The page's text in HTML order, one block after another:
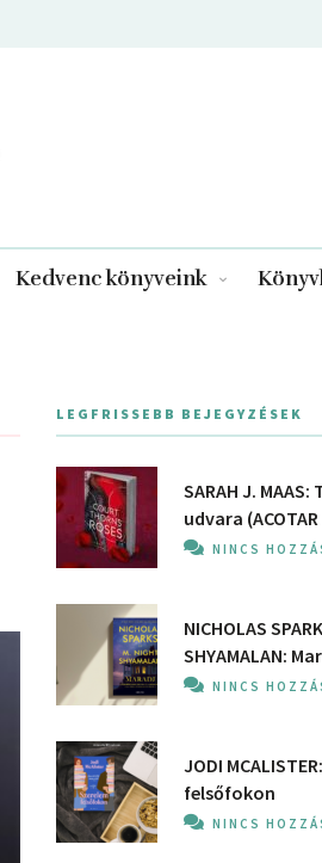
Kedvenc könyveink
LEGFRISSEBB BEJEGYZÉSEK
SARAH J.
udvara (ACOTAR
NINCS
NICHOLAS
SHYAMALAN:
NINCS
JODI
felsőfokon
NINCS